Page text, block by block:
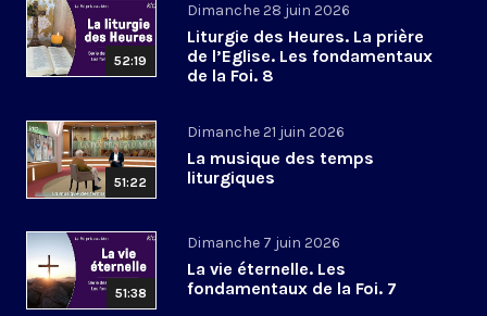
52:19
Dimanche 28 juin 2026
Liturgie des Heures. La prière
de l’Eglise. Les fondamentaux
de la Foi. 8
51:22
Dimanche 21 juin 2026
La musique des temps
liturgiques
51:38
Dimanche 7 juin 2026
La vie éternelle. Les
fondamentaux de la Foi. 7